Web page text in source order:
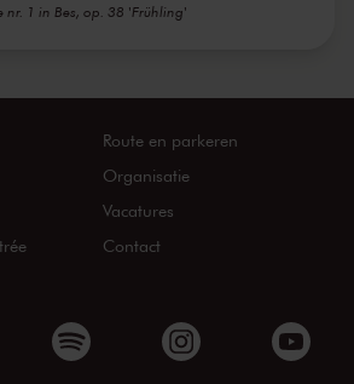
nr. 1 in Bes, op. 38 'Frühling'
Route en parkeren
Organisatie
Vacatures
Contact